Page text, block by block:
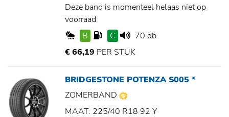
Deze band is momenteel helaas niet op
voorraad
B
C
70 db
€ 66,19 PER STUK
BRIDGESTONE POTENZA S005 *
ZOMERBAND
MAAT: 225/40 R18 92 Y